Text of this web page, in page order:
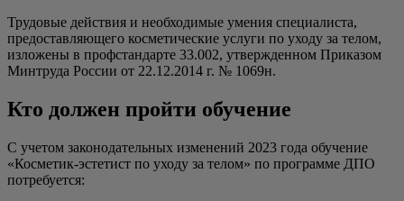
Трудовые действия и необходимые умения специалиста,
предоставляющего косметические услуги по уходу за телом,
изложены в профстандарте 33.002, утвержденном Приказом
Минтруда России от 22.12.2014 г. № 1069н.
Кто должен пройти обучение
С учетом законодательных изменений 2023 года обучение
«Косметик-эстетист по уходу за телом» по программе ДПО
потребуется: